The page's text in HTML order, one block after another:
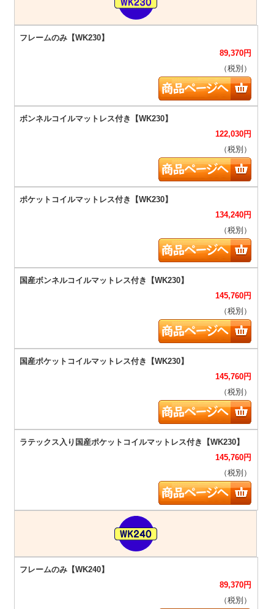
89,370円
（税別）
122,030円
（税別）
134,240円
（税別）
145,760円
（税別）
145,760円
（税別）
145,760円
（税別）
89,370円
（税別）